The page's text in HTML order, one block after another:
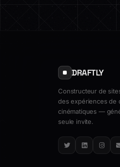
DRAFTLY
Constructeur de
des expériences de
cinématiques —
seule invite.
TwitterLinkedIn